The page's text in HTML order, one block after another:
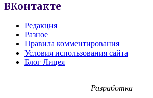
ВКонтакте
Редакция
Разное
Правила комментирования
Условия использования сайта
Блог Лицея
Разработка